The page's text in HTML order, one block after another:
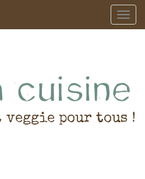
pour tous !